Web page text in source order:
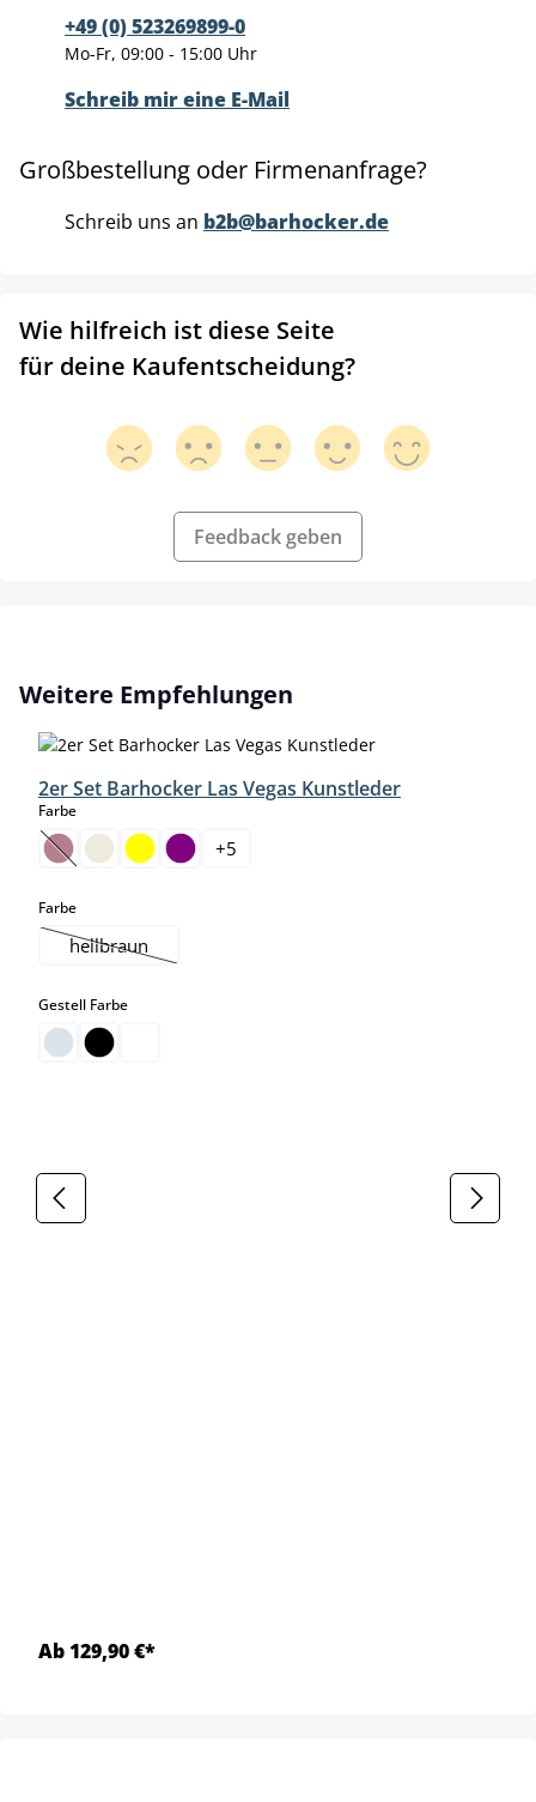
+49 (0) 523269899-0
Mo-Fr, 09:00 - 15:00 Uhr
Schreib mir eine E-Mail
Großbestellung oder Firmenanfrage?
Schreib uns an b2b@barhocker.de
Wie hilfreich ist diese Seite
für deine Kaufentscheidung?
Feedback geben
Produktgalerie überspringen
Weitere Empfehlungen
2er Set Barhocker Las Vegas Kunstleder
Farbeauswählen
(Diese Option ist zurzeit nicht verfügbar.)
+5
Farbeauswählen
hellbraun
(Diese Option ist zurzeit nicht verfügbar.)
Gestell Farbeauswählen
Ab 129,90 €*